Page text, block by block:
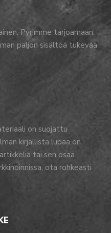
Pyrimme tarjoamaan
paljon sisältöä tukevaa
on suojattu
kirjallista lupaa on
tai sen osaa
ota rohkeasti